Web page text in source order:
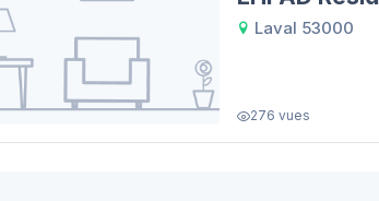
Laval 53000
276 vues